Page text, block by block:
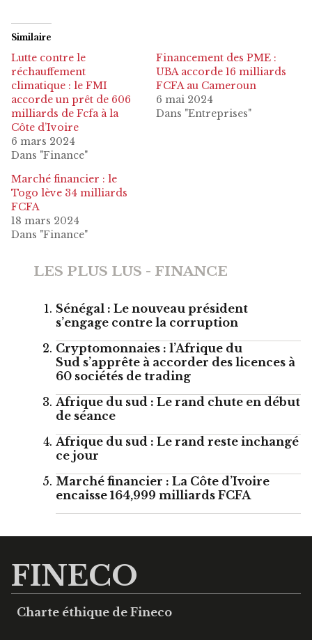
Similaire
Lutte contre le
réchauffement
climatique : le FMI
accorde un prêt de 606
milliards de Fcfa à la
Côte d’Ivoire
6 mars 2024
Dans "Finance"
Financement des PME :
UBA accorde 16 milliards
FCFA au Cameroun
6 mai 2024
Dans "Entreprises"
Marché financier : le
Togo lève 34 milliards
FCFA
18 mars 2024
Dans "Finance"
LES PLUS LUS - FINANCE
Sénégal : Le nouveau président
s’engage contre la corruption
Cryptomonnaies : l’Afrique du
Sud s’apprête à accorder des licences à
60 sociétés de trading
Afrique du sud : Le rand chute en début
de séance
Afrique du sud : Le rand reste inchangé
ce jour
Marché financier : La Côte d’Ivoire
encaisse 164,999 milliards FCFA
FINECO
Charte éthique de Fineco